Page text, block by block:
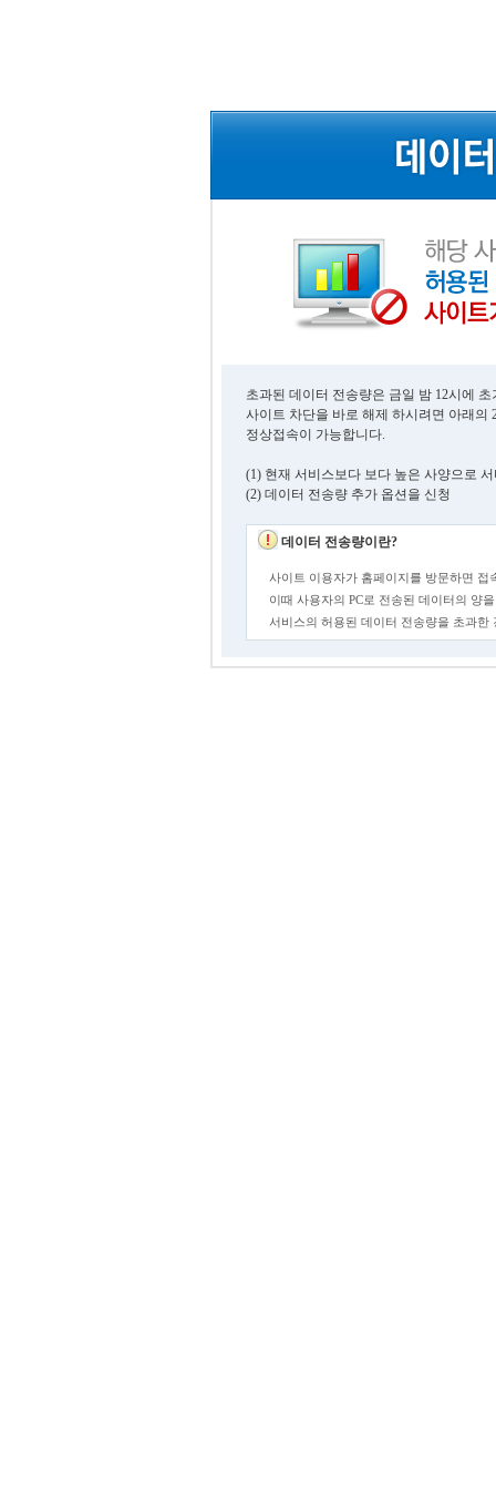
초과된 데이터 전송량은 금일 밤 12시에
사이트 차단을 바로 해제 하시려면 아래의
정상접속이 가능합니다.
(1) 현재 서비스보다 보다 높은 사양으로
(2) 데이터 전송량 추가 옵션을 신청
데이터 전송량이란?
사이트 이용자가 홈페이지를 방문하면 접
이때 사용자의 PC로 전송된 데이터의 양
서비스의 허용된 데이터 전송량을 초과